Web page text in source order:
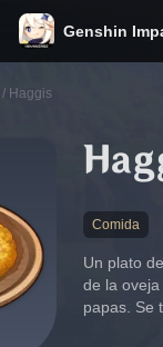
Genshin
/ Haggis
Comida
Un plato
de la
papas. Se